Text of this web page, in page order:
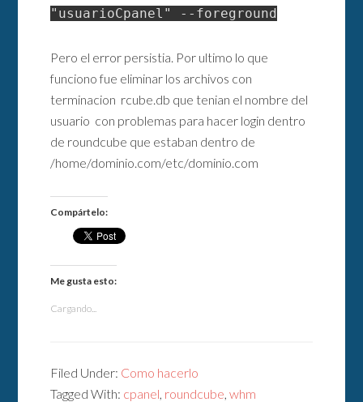
"usuarioCpanel" --foreground
Pero el error persistia. Por ultimo lo que
funciono fue eliminar los archivos con
terminacion rcube.db que tenian el nombre del
usuario con problemas para hacer login dentro
de roundcube que estaban dentro de
/home/dominio.com/etc/dominio.com
Compártelo:
Me gusta esto:
Cargando...
Filed Under: Como hacerlo
Tagged With: cpanel roundcube ,whm